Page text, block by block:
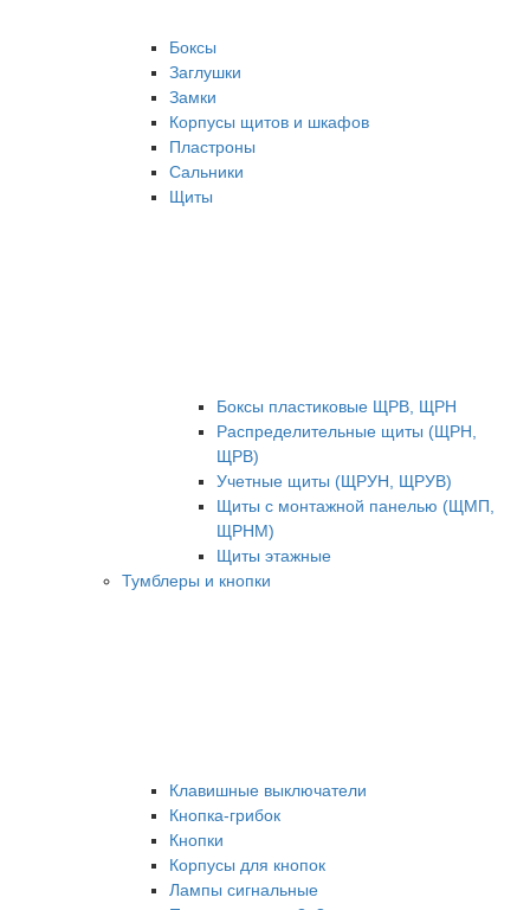
Боксы
Заглушки
Замки
Корпусы щитов и шкафов
Пластроны
Сальники
Щиты
Боксы пластиковые ЩРВ, ЩРН
Распределительные щиты (ЩРН,
ЩРВ)
Учетные щиты (ЩРУН, ЩРУВ)
Щиты с монтажной панелью (ЩМП,
ЩРНМ)
Щиты этажные
Тумблеры и кнопки
Клавишные выключатели
Кнопка-грибок
Кнопки
Корпусы для кнопок
Лампы сигнальные